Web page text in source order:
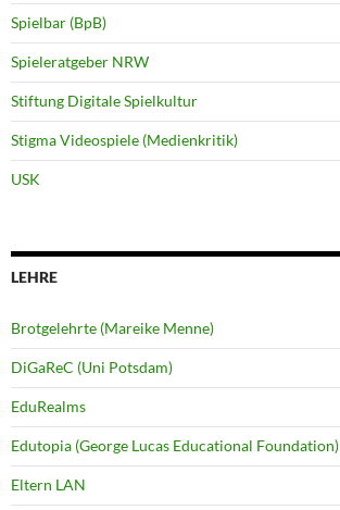
Spielbar (BpB)
Spieleratgeber NRW
Stiftung Digitale Spielkultur
Stigma Videospiele (Medienkritik)
USK
LEHRE
Brotgelehrte (Mareike Menne)
DiGaReC (Uni Potsdam)
EduRealms
Edutopia (George Lucas Educational Foundation)
Eltern LAN